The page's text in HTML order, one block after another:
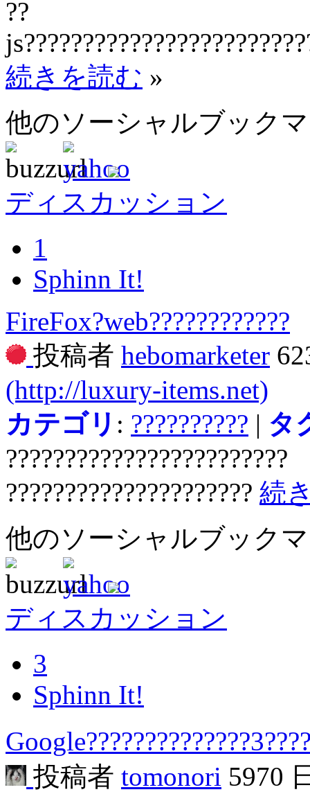
??
続きを読む »
他のソーシャルブック
ディスカッション
1
Sphinn It!
FireFox?web????????????
投稿者 hebomarketer
(http://luxury-items.net)
カテゴリ : ?????????? | タ
????????????????????????
????????????????????? 続
他のソーシャルブック
ディスカッション
3
Sphinn It!
投稿者 tomonori 5970